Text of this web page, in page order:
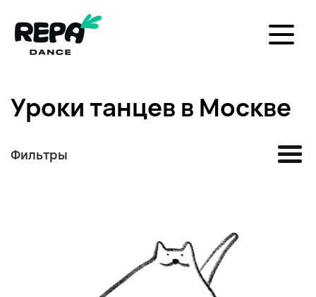
Уроки танцев в Москве
Фильтры